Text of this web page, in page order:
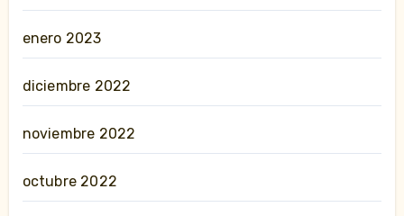
enero 2023
diciembre 2022
noviembre 2022
octubre 2022